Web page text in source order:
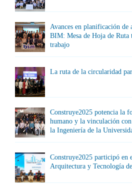
Avances en planificación de
BIM: Mesa de Hoja de Ruta
trabajo
La ruta de la circularidad
Construye2025 potencia la
humano y la vinculación
la Ingeniería de la
Construye2025 participó en
Arquitectura y Tecnología